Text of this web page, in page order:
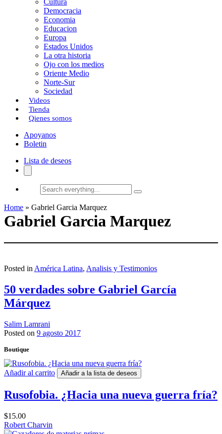
Cultura
Democracia
Economia
Educacion
Europa
Estados Unidos
La otra historia
Ojo con los medios
Oriente Medio
Norte-Sur
Sociedad
Videos
Tienda
Qienes somos
Apoyanos
Boletin
Lista de deseos
Search
everything...
Home » Gabriel Garcia Marquez
Gabriel Garcia Marquez
Posted in América Latina, Analisis y Testimonios
50 verdades sobre Gabriel García
Márquez
Salim Lamrani
Posted on 9 agosto 2017
Boutique
Añadir al carrito Añadir a la lista de deseos
Rusofobia. ¿Hacia una nueva guerra fría?
$15.00
Robert Charvin